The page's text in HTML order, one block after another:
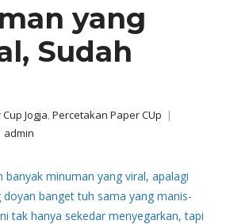
yang
Sudah
Jogja,Percetakan Paper CUp |
admin
banyak minuman yang viral, apalagi
banget tuh sama yang manis-
tak hanya sekedar menyegarkan, tapi